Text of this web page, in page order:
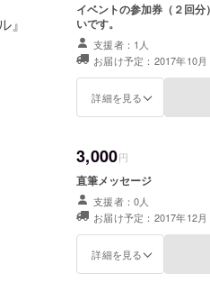
』
イベントの参加券（２回
いです。
支援者：1人
お届け予定：2017年10月
詳細を見る
3,000円
直筆メッセージ
支援者：0人
お届け予定：2017年12月
詳細を見る